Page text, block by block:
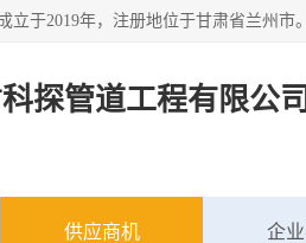
探管道工程有限公司
供应商机 企